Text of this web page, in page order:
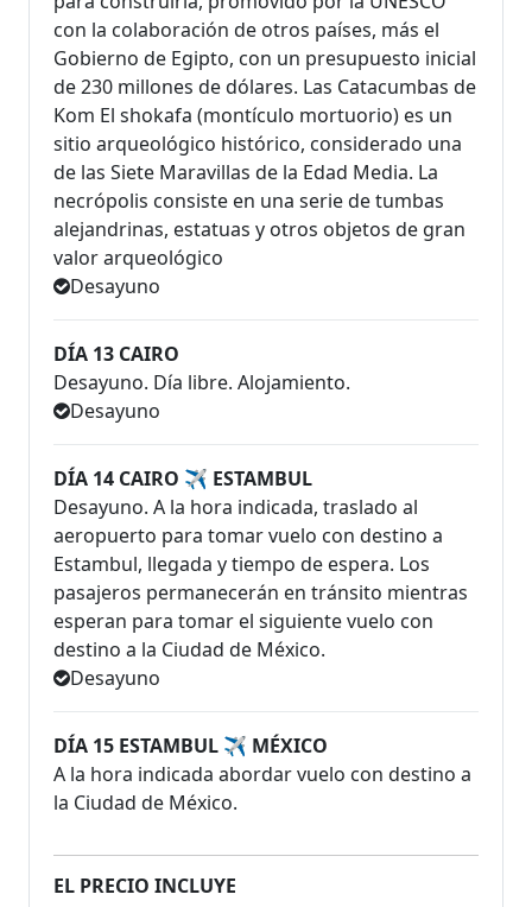
con la colaboración de otros países, más el
Gobierno de Egipto, con un presupuesto inicial
de 230 millones de dólares. Las Catacumbas de
Kom El shokafa (montículo mortuorio) es un
sitio arqueológico histórico, considerado una
de las Siete Maravillas de la Edad Media. La
necrópolis consiste en una serie de tumbas
alejandrinas, estatuas y otros objetos de gran
valor arqueológico
Desayuno
DÍA 13 CAIRO
Desayuno. Día libre. Alojamiento.
Desayuno
DÍA 14 CAIRO ✈ ESTAMBUL
Desayuno. A la hora indicada, traslado al
aeropuerto para tomar vuelo con destino a
Estambul, llegada y tiempo de espera. Los
pasajeros permanecerán en tránsito mientras
esperan para tomar el siguiente vuelo con
destino a la Ciudad de México.
Desayuno
DÍA 15 ESTAMBUL ✈ MÉXICO
A la hora indicada abordar vuelo con destino a
la Ciudad de México.
EL PRECIO INCLUYE